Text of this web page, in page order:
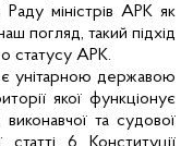
міністрів АРК як
погляд, такий підхід
статусу АРК.
є унітарною державою
якої функціонує
та судової
6 Конституції